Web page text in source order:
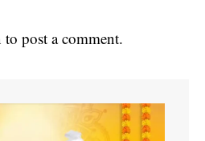
to post a comment.